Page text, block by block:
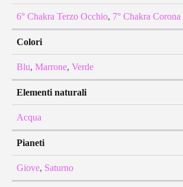
6° Chakra Terzo Occhio, 7° Chakra Corona
Colori
Blu, Marrone, Verde
Elementi naturali
Acqua
Pianeti
Giove, Saturno